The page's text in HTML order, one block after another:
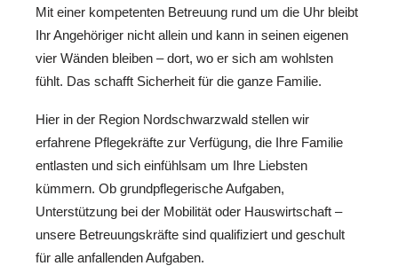
Mit einer kompetenten Betreuung rund um die Uhr bleibt
Ihr Angehöriger nicht allein und kann in seinen eigenen
vier Wänden bleiben – dort, wo er sich am wohlsten
fühlt. Das schafft Sicherheit für die ganze Familie.
Hier in der Region Nordschwarzwald stellen wir
erfahrene Pflegekräfte zur Verfügung, die Ihre Familie
entlasten und sich einfühlsam um Ihre Liebsten
kümmern. Ob grundpflegerische Aufgaben,
Unterstützung bei der Mobilität oder Hauswirtschaft –
unsere Betreuungskräfte sind qualifiziert und geschult
für alle anfallenden Aufgaben.